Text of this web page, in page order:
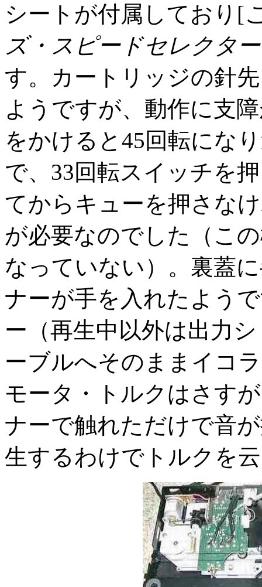
シートが付属しており[
ズ・スピードセレクタ
す。カートリッジの針
ようですが、動作に支
をかけると45回転にな
で、33回転スイッチを
てからキューを押さな
が必要なのでした（こ
なっていない）。裏蓋
ナーが手を入れたよう
ー（再生中以外は出力
ーブルへそのままイコ
モータ・トルクはさす
ナーで触れただけで音
生するわけでトルクを